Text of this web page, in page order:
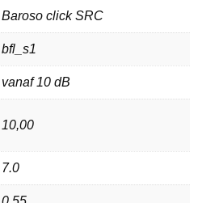
Baroso click SRC
bfl_s1
vanaf 10 dB
10,00
7.0